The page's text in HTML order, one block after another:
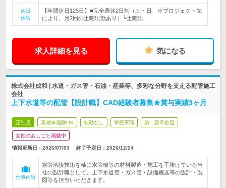
休日
休暇
【年間休日125日】■完全週休2日制（土・日 ※プロジェクト先
により、月2回の土曜出勤あり）└土曜出…
求人詳細を見る 気になる
株式会社成和 | 水道・ガス管・石油・産業等、多彩な分野を支える配管施工
会社
上下水道等の配管【設計職】CAD経験者募集★賞与実績3ヶ月
正社員 業種未経験OK 転勤なし 学歴不問 第二新卒歓迎
女性のおしごと掲載中
情報更新日：2026/07/03 終了予定日： 2026/12/24
仕事内容
鋼管溶接技術を軸に水管橋等の材料製造・施工を手掛けている当
社の設計職として、上下水道管・ガス管・設備機器等の設計・製
図等を担当いただきます。